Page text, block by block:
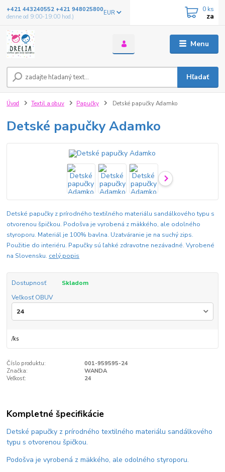
Menu
EUR
Hľadať
+421 443240552 +421 948025800
denne od 9:00-19:00 hod.)
0 ks
za
Úvod Textil a obuv Papučky Detské papučky Adamko
Detské papučky Adamko
Detské papučky z prírodného textilného materiálu sandálkového typu s
otvorenou špičkou. Podošva je vyrobená z mäkkého, ale odolného
styroporu. Materiál je 100% bavlna. Uzatváranie je na suchý zips.
Použitie do interiéru. Papučky sú ľahké zdravotne nezávadné. Vyrobené
na Slovensku. celý popis
Dostupnosť
Skladom
Veľkosť OBUV
/ks
Číslo produktu:
001-959595-24
Značka:
WANDA
Veľkosť:
24
Kompletné špecifikácie
Detské papučky z prírodného textilného materiálu sandálkového
typu s otvorenou špičkou.
Podošva je vyrobená z mäkkého, ale odolného styroporu.